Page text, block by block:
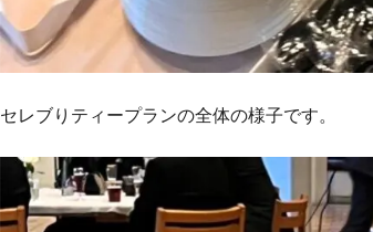
セレブりティープランの全体の様子です。